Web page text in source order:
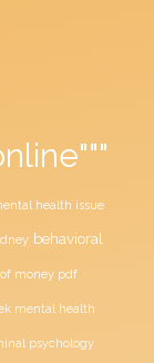
health issue
behavioral
money pdf
mental health
psychology